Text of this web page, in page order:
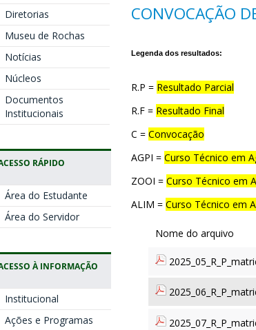
Diretorias
Museu de Rochas
Notícias
Núcleos
Documentos
Institucionais
RÁPIDO
Área do Estudante
Área do Servidor
À INFORMAÇÃO
Institucional
Ações e Programas
CONVOCAÇÃO
Legenda dos resultados:
R.P = Resultado Parcial
R.F = Resultado Final
C = Convocação
AGPI = Curso Técnico em
ZOOI = Curso Técnico em
ALIM = Curso Técnico em